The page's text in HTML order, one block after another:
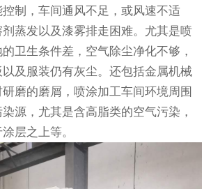
制，车间通风不足，或风速不适
蒸发以及漆雾排走困难。尤其是喷
卫生条件差，空气除尘净化不够，
及服装仍有灰尘。还包括金属机械
磨的磨屑，喷涂加工车间环境周围
源，尤其是含高脂类的空气污染，
涂层之上等。